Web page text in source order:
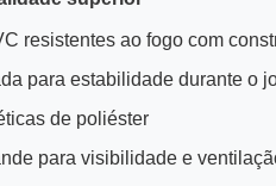
resistentes ao fogo com
para estabilidade durante o
de poliéster
para visibilidade e